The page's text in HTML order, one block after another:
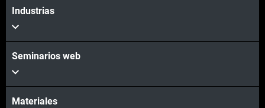
Industrias
Seminarios web
Materiales